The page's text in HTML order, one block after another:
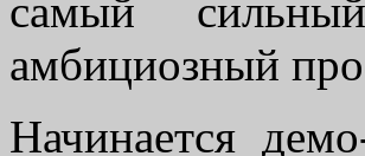
самый
амбициозный
Начинается